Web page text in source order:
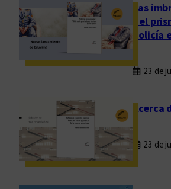
Las
del
policía
23 de
23 de